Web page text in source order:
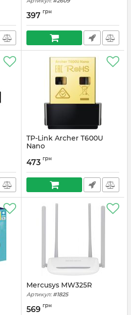
397 грн
TP-Link Archer T600U
Nano
473 грн
Mercusys MW325R
Артикул: #1825
569 грн